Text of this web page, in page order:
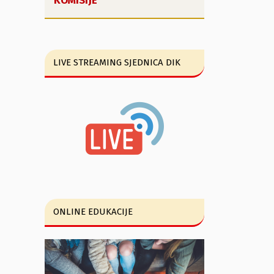
LIVE STREAMING SJEDNICA DIK
ONLINE EDUKACIJE